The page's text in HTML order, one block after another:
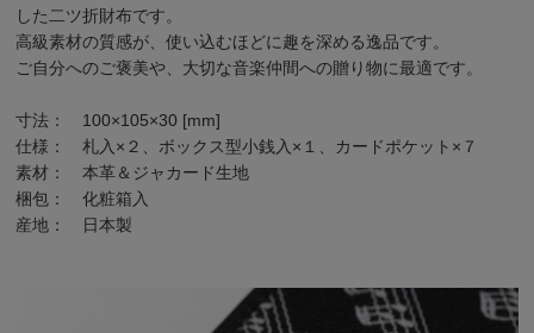
した二ツ折財布です。
高級素材の質感が、使い込むほどに趣を深める逸品です。
ご自分へのご褒美や、大切な音楽仲間への贈り物に最適です。
寸法： 100×105×30 [mm]
仕様： 札入×２、ボックス型小銭入×１、カードポケット×７
素材： 本革＆ジャカード生地
梱包： 化粧箱入
産地： 日本製